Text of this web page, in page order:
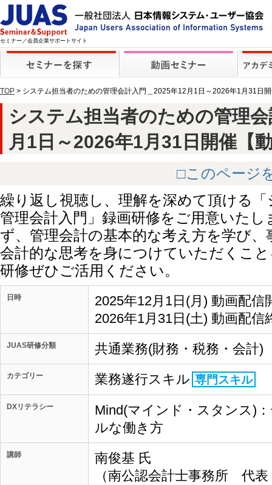
セミナー／会員企業サポートサイト
TOP > システム担当者のための管理会計入門＿2025年12月1日～2026年1月31日
システム担当者のための管理
月1日～2026年1月31日開催【
□このページ
繰り返し視聴し、理解を深めて頂ける
管理会計入門」録画研修をご用意いた
ず、管理会計の基本的な考え方を学び
会計的な思考を身につけていただくこ
研修ぜひご活用ください。
日時
2025年12月1日(月) 動画配信
2026年1月31日(土) 動画配信
JUAS研修分類 共通業務(財務・税務・会計)
カテゴリー 業務遂行スキル 専門スキル
DXリテラシー
Mind(マインド・スタンス)
ルな働き方
講師
南俊基 氏
（南公認会計士事務所 代